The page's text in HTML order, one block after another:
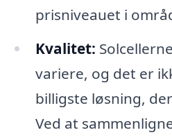
prisniveauet i
Kvalitet:
variere, og det er
billigste løsning,
Ved at